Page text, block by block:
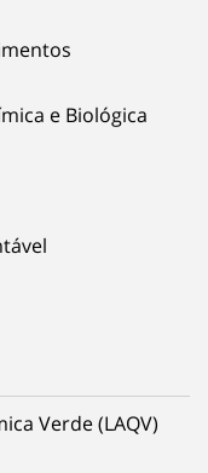
e Biológica
Verde (LAQV)